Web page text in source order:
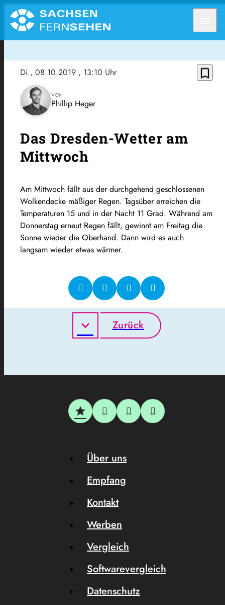
Di., 08.10.2019 , 13:10 Uhr bookmark_border
VON
Phillip Heger
Das Dresden-Wetter am
Mittwoch
Am Mittwoch fällt aus der durchgehend geschlossenen
Wolkendecke mäßiger Regen. Tagsüber erreichen die
Temperaturen 15 und in der Nacht 11 Grad. Während am
Donnerstag erneut Regen fällt, gewinnt am Freitag die
Sonne wieder die Oberhand. Dann wird es auch
langsam wieder etwas wärmer.
Zurück
Über uns
Empfang
Kontakt
Werben
Vergleich
Softwarevergleich
Datenschutz